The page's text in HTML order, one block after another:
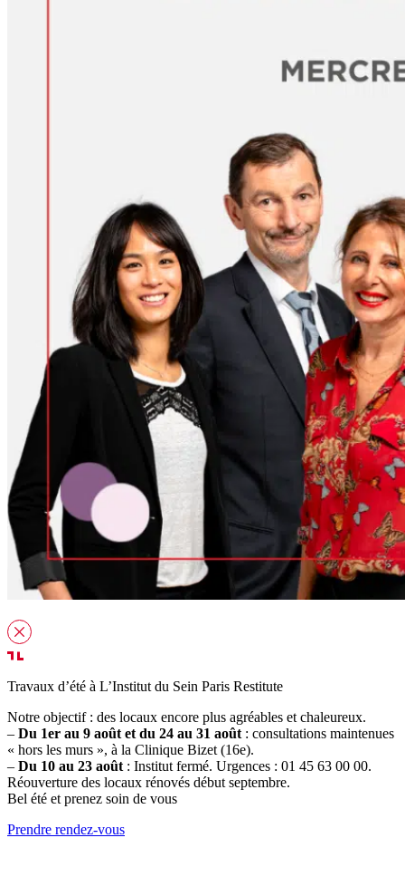
Travaux d’été à L’Institut du Sein Paris Restitute
Notre objectif : des locaux encore plus agréables et chaleureux.
– Du 1er au 9 août et du 24 au 31 août : consultations maintenues
« hors les murs », à la Clinique Bizet (16e).
– Du 10 au 23 août : Institut fermé. Urgences : 01 45 63 00 00.
Réouverture des locaux rénovés début septembre.
Bel été et prenez soin de vous
Prendre rendez-vous